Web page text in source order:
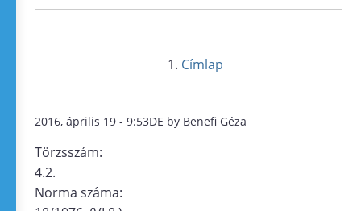
Címlap
2016, április 19 - 9:53DE by Benefi Géza
Törzsszám:
4.2.
Norma száma: